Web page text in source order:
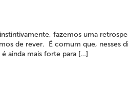
fazemos uma
de rever. É comum que, nesses
ainda mais forte para […]